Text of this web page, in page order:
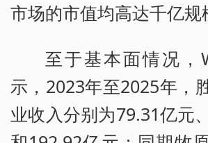
市场的市值均高达千亿规
至于基本面情况，
示，2023年至2025年，
业收入分别为79.31亿元